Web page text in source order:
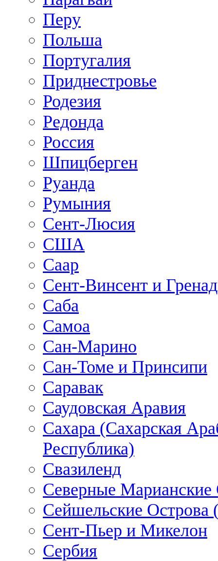
Перу
Польша
Португалия
Приднестровье
Родезия
Редонда
Россия
Шпицберген
Руанда
Румыния
Сент-Люсия
США
Саар
Сент-Винсент и
Саба
Самоа
Сан-Марино
Сан-Томе и Принсипи
Саравак
Саудовская Аравия
Сахара (Сахарская
Республика)
Свазиленд
Северные Марианские
Сейшельские
Сент-Пьер и Микелон
Сербия